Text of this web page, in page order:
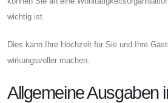
wichtig ist.
Dies kann Ihre Hochzeit für Sie und Ihre
wirkungsvoller machen.
Allgemeine Ausgaben